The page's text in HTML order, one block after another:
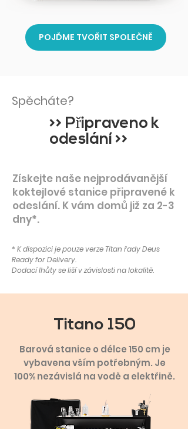
POJĎME TVOŘIT SPOLEČNĚ
Spěcháte?
>> Připraveno k
odeslání >>
Získejte naše nejprodávanější
koktejlové stanice připravené k
odeslání. K vám domů již za 2-3
dny*.
* K dispozici je pouze verze Titan řady Deus
Ready for Delivery.
Dodací lhůty se liší v závislosti na lokalitě.
Titano 150
Barová stanice o délce 150 cm je
vybavena vším potřebným. Je
100% nezávislá na vodě a elektřině.